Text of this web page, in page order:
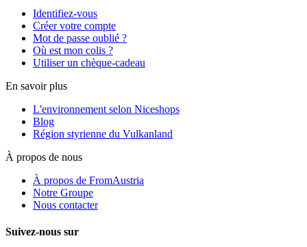
Identifiez-vous
Créer votre compte
Mot de passe oublié ?
Où est mon colis ?
Utiliser un chèque-cadeau
En savoir plus
L'environnement selon Niceshops
Blog
Région styrienne du Vulkanland
À propos de nous
À propos de FromAustria
Notre Groupe
Nous contacter
Suivez-nous sur